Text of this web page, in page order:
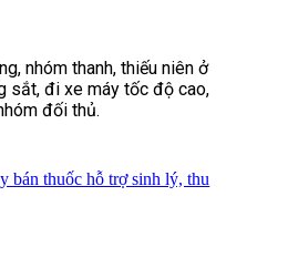
nhóm thanh, thiếu niên ở
sắt, đi xe máy tốc độ cao,
đối thủ.
bán thuốc hỗ trợ sinh lý, thu